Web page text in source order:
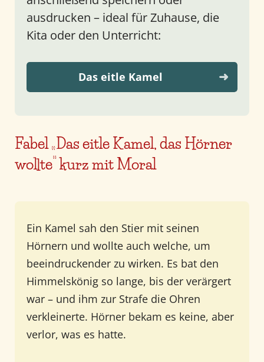
ausdrucken – ideal für Zuhause, die
Kita oder den Unterricht:
Das eitle Kamel
Fabel „Das eitle Kamel, das Hörner
wollte“ kurz mit Moral
Ein Kamel sah den Stier mit seinen
Hörnern und wollte auch welche, um
beeindruckender zu wirken. Es bat den
Himmelskönig so lange, bis der verärgert
war – und ihm zur Strafe die Ohren
verkleinerte. Hörner bekam es keine, aber
verlor, was es hatte.